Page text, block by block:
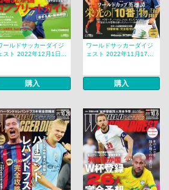
ールドサッカーダイジ
スト 2022年12月1日...
購入
ワールドサッカーダイジ
ェスト 2022年11月17...
購入